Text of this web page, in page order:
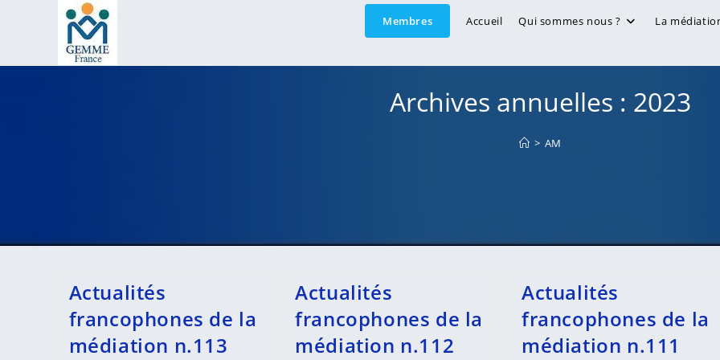
Membres Accueil Qui sommes nous ? La
Archives annuelles : 2023
> AM
Actualités
francophones de la
médiation n.113
Actualités
francophones de la
médiation n.112
Actualités
francophones de la
médiation n.111